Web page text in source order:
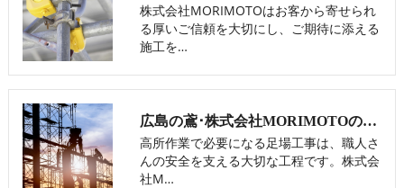
株式会社MORIMOTOはお客から寄せられ
る厚いご信頼を大切にし、ご期待に添える
施工を…
広島の鳶･株式会社MORIMOTOのお客様の声
高所作業で必要になる足場工事は、職人さ
んの安全を支える大切な工程です。株式会
社M…